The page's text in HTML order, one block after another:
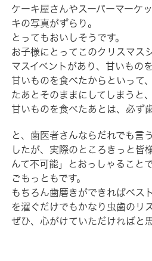
ケーキ屋さんやスーパーマーケ
キの写真がずらり。
とってもおいしそうです。
お子様にとってこのクリスマス
マスイベントがあり、甘いもの
甘いものを食べたからといって
たあとそのままにしてしまうと
甘いものを食べたあとは、必ず
と、歯医者さんならだれでも言
したが、実際のところきっと皆
んて不可能」とおっしゃること
ごもっともです。
もちろん歯磨きができればベス
を濯ぐだけでもかなり虫歯のリ
ぜひ、心がけていただければと